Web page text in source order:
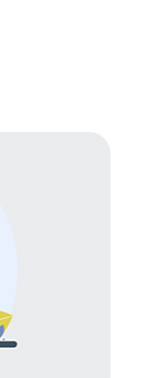
的服务提